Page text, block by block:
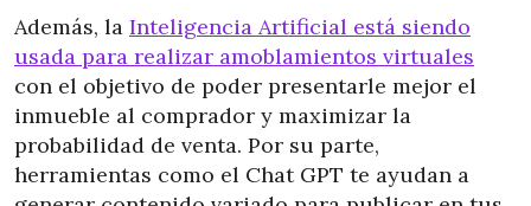
Además, la Inteligencia Artificial está siendo
usada para realizar amoblamientos virtuales
con el objetivo de poder presentarle mejor el
inmueble al comprador y maximizar la
probabilidad de venta. Por su parte,
herramientas como el Chat GPT te ayudan a